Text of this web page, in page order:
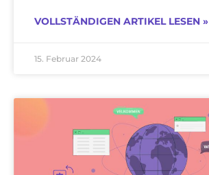
VOLLSTÄNDIGEN ARTIKEL LESEN »
15. Februar 2024